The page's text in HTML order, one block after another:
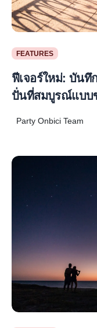
FEATURES
ฟีเจอร์ใหม่: บันทึ
ปั่นที่สมบูรณ์แบบ
Party Onbici Team